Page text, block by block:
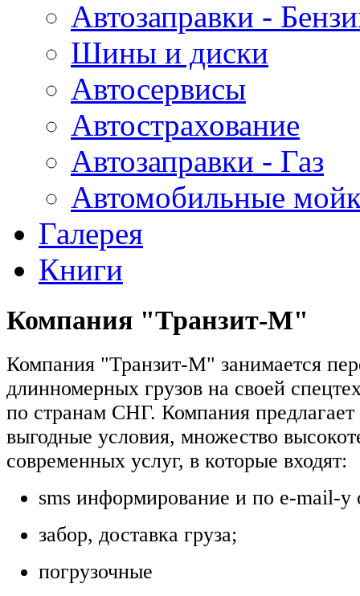
Автозаправки -
Шины и диски
Автосервисы
Автострахование
Автозаправки - Газ
Автомобильные
Галерея
Книги
Компания "Транзит-М"
Компания "Транзит-М" занимается
длинномерных грузов на своей
по странам СНГ. Компания
выгодные условия, множество
современных услуг, в которые входят:
sms информирование и по e-mail-у
забор, доставка груза;
погрузочные